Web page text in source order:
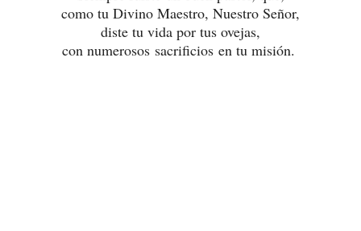
como tu Divino Maestro, Nuestro Señor,
diste tu vida por tus ovejas,
con numerosos sacrificios en tu misión.